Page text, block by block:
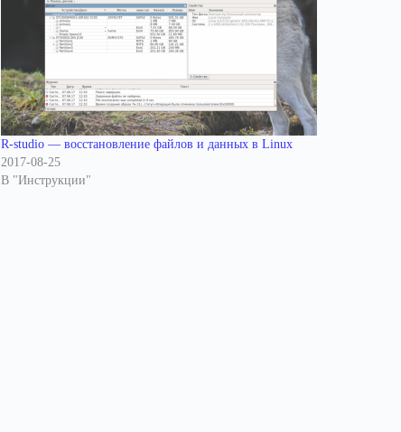
R-studio — восстановление файлов и данных в Linux
2017-08-25
В "Инструкции"